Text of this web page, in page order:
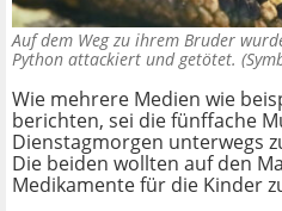
Auf dem Weg zu ihrem Bruder
Python attackiert und getötet.
Wie mehrere Medien wie
berichten, sei die fünffache
Dienstagmorgen unterwegs
Die beiden wollten auf den
Medikamente für die Kinder